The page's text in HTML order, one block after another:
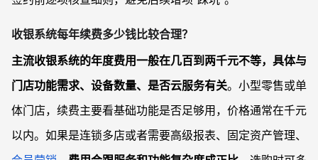
收银系统每年续费多少钱比较合理？
主流收银系统的年度费用一般在几百到两千元不等，具体与
门店功能需求、设备数量、是否云服务有关。小型零售或单
体门店，续费主要看基础功能是否足够用，价格通常在千元
以内。如果是连锁多店或者需要高级报表、固定资产管理、